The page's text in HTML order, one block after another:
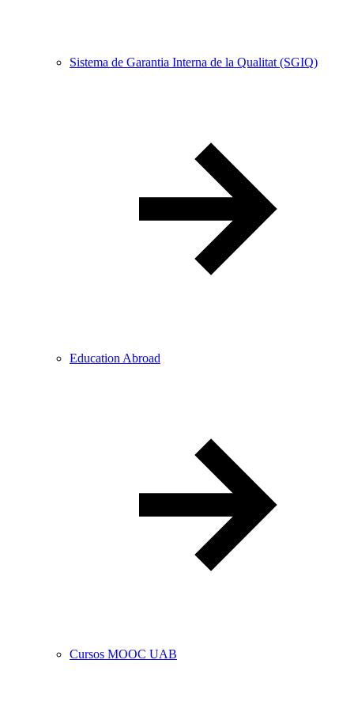
Sistema de Garantia Interna de la Qualitat (SGIQ)
Education Abroad
Cursos MOOC UAB